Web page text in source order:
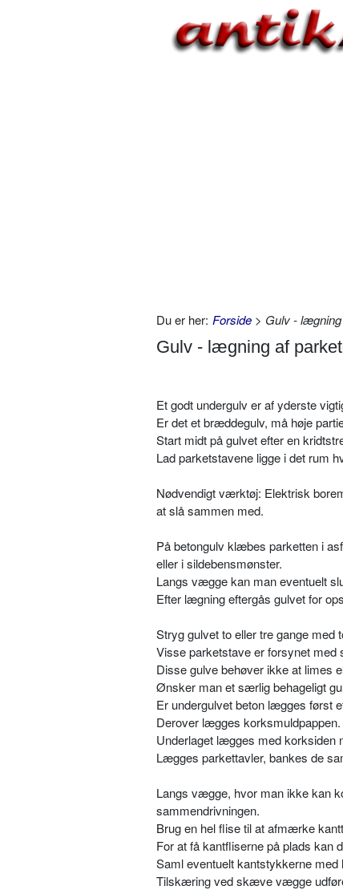
Du er her: Forside > Gulv -
Gulv - lægning af
Et godt undergulv er af yderste
Er det et bræddegulv, må høje
Start midt på gulvet efter en
Lad parketstavene ligge i det rum
Nødvendigt værktøj: Elektrisk
at slå sammen med.
På betongulv klæbes parketten i
eller i sildebensmønster.
Langs vægge kan man eventuelt
Efter lægning eftergås gulvet for
Stryg gulvet to eller tre gange med
Visse parketstave er forsynet med
Disse gulve behøver ikke at limes
Ønsker man et særlig behageligt
Er undergulvet beton lægges først
Derover lægges korksmuldpappen.
Underlaget lægges med korksiden
Lægges parkettavler, bankes de
Langs vægge, hvor man ikke kan
sammendrivningen.
Brug en hel flise til at afmærke
For at få kantfliserne på plads kan
Saml eventuelt kantstykkerne med
Tilskæring ved skæve vægge